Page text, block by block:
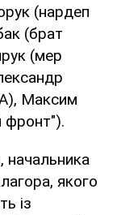
(нардеп
(брат
(мер
Максим
фронт").
начальника
якого
із